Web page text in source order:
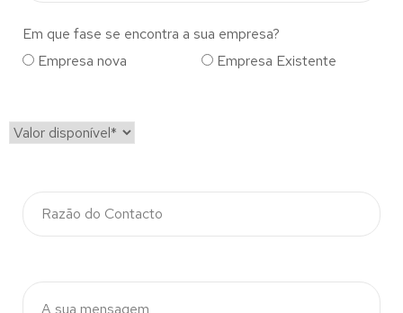
Em que fase se encontra a sua empresa?
Empresa nova
Empresa Existente